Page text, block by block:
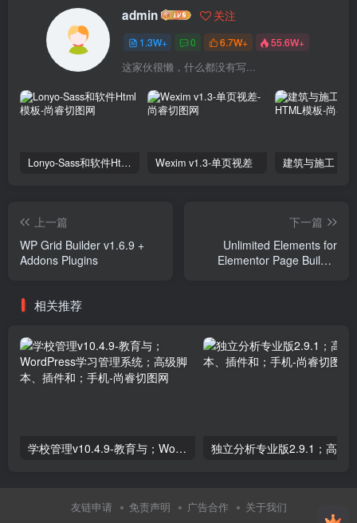
admin 关注
1.3W+ 0 6.7W+ 55.6W+
这家伙很懒，什么都没有写...
Lonyo-Sass和软件Html模板 Wexim v1.3-单页视差
上一篇
WP Grid Builder v1.6.9 +
Addons Plugins
下一篇
Unlimited Elements for
Elementor Page Builder
相关推荐
学校管理v10.4.9-教育与；WordPress学习管理系统；高级脚本、插件和；手机
友链申请 免责声明 广告合作 关于我们